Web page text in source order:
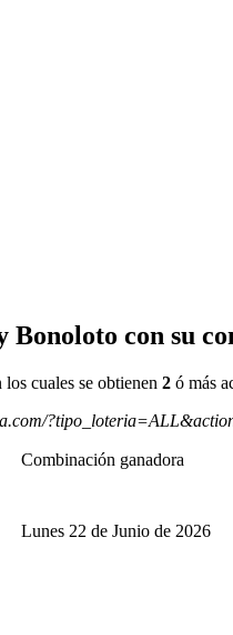
con su
los cuales se obtienen 2 ó más
Combinación ganadora
Lunes 22 de Junio de 2026